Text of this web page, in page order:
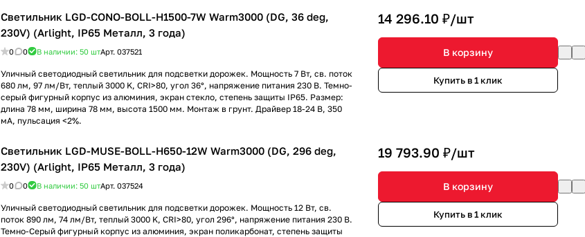
Светильник LGD-CONO-BOLL-H1500-7W Warm3000 (DG, 36 deg,
230V) (Arlight, IP65 Металл, 3 года)
0 0 В наличии: 50 штАрт. 037521
Уличный светодиодный светильник для подсветки дорожек. Мощность 7 Вт, св. поток
680 лм, 97 лм/Вт, теплый 3000 K, CRI>80, угол 36°, напряжение питания 230 В. Темно-
серый фигурный корпус из алюминия, экран стекло, степень защиты IP65. Размер:
длина 78 мм, ширина 78 мм, высота 1500 мм. Монтаж в грунт. Драйвер 18-24 В, 350
мА, пульсация <2%.
14 296.10 ₽/шт
В корзину
Купить в 1 клик
Светильник LGD-MUSE-BOLL-H650-12W Warm3000 (DG, 296 deg,
230V) (Arlight, IP65 Металл, 3 года)
0 0 В наличии: 50 штАрт. 037524
Уличный светодиодный светильник для подсветки дорожек. Мощность 12 Вт, св.
поток 890 лм, 74 лм/Вт, теплый 3000 K, CRI>80, угол 296°, напряжение питания 230 В.
Темно-Серый фигурный корпус из алюминия, экран поликарбонат, степень защиты
19 793.90 ₽/шт
В корзину
Купить в 1 клик